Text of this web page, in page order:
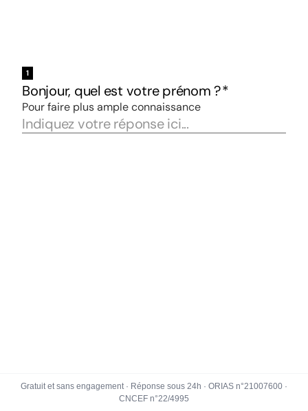
Gratuit et sans engagement · Réponse sous 24h · ORIAS n°21007600 ·
CNCEF n°22/4995